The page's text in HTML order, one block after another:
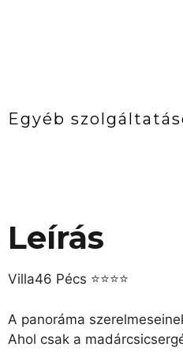
Egyéb
Leírás
Villa46 Pécs ⭐⭐⭐⭐
A panoráma
Ahol csak a